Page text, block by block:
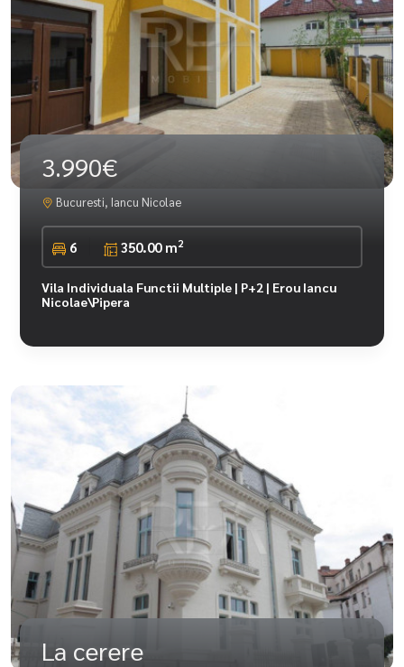
3.990€
Bucuresti, Iancu Nicolae
6 350.00 m2
Vila Individuala Functii Multiple | P+2 | Erou Iancu
Nicolae\Pipera
La cerere